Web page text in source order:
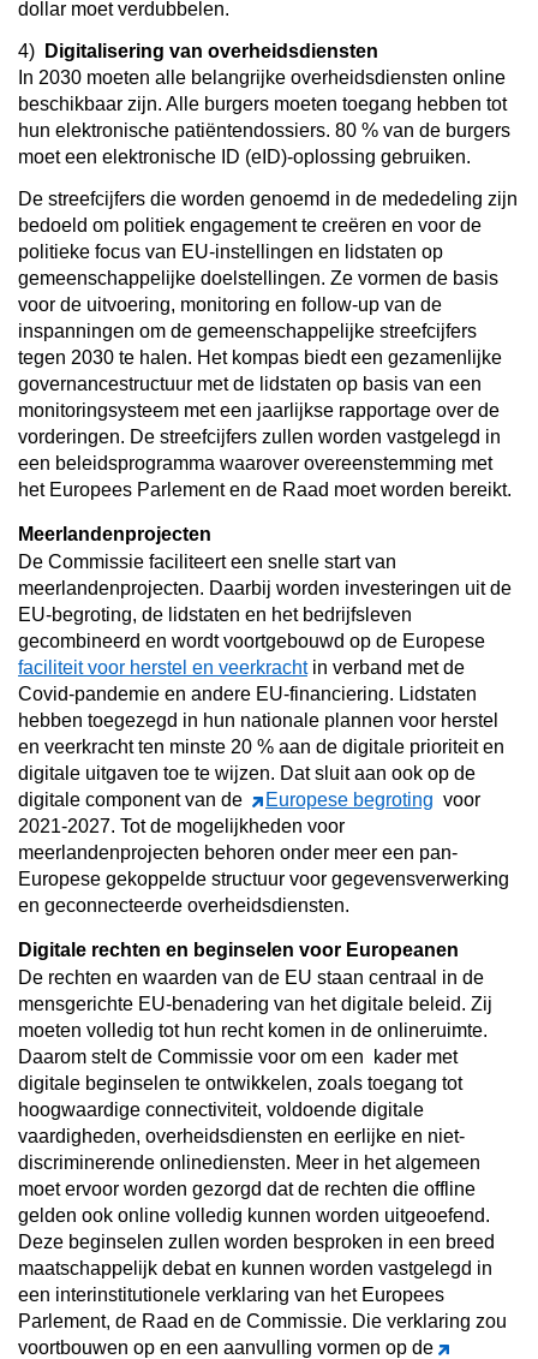
dollar moet verdubbelen.
4)
Digitalisering van overheidsdiensten
In 2030 moeten alle belangrijke overheidsdiensten online
beschikbaar zijn. Alle burgers moeten toegang hebben tot
hun elektronische patiëntendossiers. 80 % van de burgers
moet een elektronische ID (eID)-oplossing gebruiken.
De streefcijfers die worden genoemd in de mededeling zijn
bedoeld om politiek engagement te creëren en voor de
politieke focus van EU-instellingen en lidstaten op
gemeenschappelijke doelstellingen. Ze vormen de basis
voor de uitvoering, monitoring en follow-up van de
inspanningen om de gemeenschappelijke streefcijfers
tegen 2030 te halen. Het kompas biedt een gezamenlijke
governancestructuur met de lidstaten op basis van een
monitoringsysteem met een jaarlijkse rapportage over de
vorderingen. De streefcijfers zullen worden vastgelegd in
een beleidsprogramma waarover overeenstemming met
het Europees Parlement en de Raad moet worden bereikt.
Meerlandenprojecten
De Commissie faciliteert een snelle start van
meerlandenprojecten. Daarbij worden investeringen uit de
EU-begroting, de lidstaten en het bedrijfsleven
gecombineerd en wordt voortgebouwd op de Europese
faciliteit voor herstel en veerkracht in verband met de
Covid-pandemie en andere EU-financiering. Lidstaten
hebben toegezegd in hun nationale plannen voor herstel
en veerkracht ten minste 20 % aan de digitale prioriteit en
digitale uitgaven toe te wijzen. Dat sluit aan ook op de
digitale component van de
Europese begroting voor
2021-2027. Tot de mogelijkheden voor
meerlandenprojecten behoren onder meer een pan-
Europese gekoppelde structuur voor gegevensverwerking
en geconnecteerde overheidsdiensten.
Digitale rechten en beginselen voor Europeanen
De rechten en waarden van de EU staan centraal in de
mensgerichte EU-benadering van het digitale beleid. Zij
moeten volledig tot hun recht komen in de onlineruimte.
Daarom stelt de Commissie voor om een
kader met
digitale beginselen te ontwikkelen, zoals toegang tot
hoogwaardige connectiviteit, voldoende digitale
vaardigheden, overheidsdiensten en eerlijke en niet-
discriminerende onlinediensten. Meer in het algemeen
moet ervoor worden gezorgd dat de rechten die offline
gelden ook online volledig kunnen worden uitgeoefend.
Deze beginselen zullen worden besproken in een breed
maatschappelijk debat en kunnen worden vastgelegd in
een interinstitutionele verklaring van het Europees
Parlement, de Raad en de Commissie. Die verklaring zou
voortbouwen op en een aanvulling vormen op de